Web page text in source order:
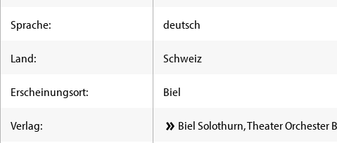
Sprache: deutsch
Land: Schweiz
Erscheinungsort: Biel
Verlag: Biel Solothurn, Theater Orchester